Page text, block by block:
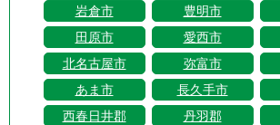
岩倉市
豊明市
田原市
愛西市
北名古屋市
弥富市
あま市
長久手市
西春日井郡
丹羽郡